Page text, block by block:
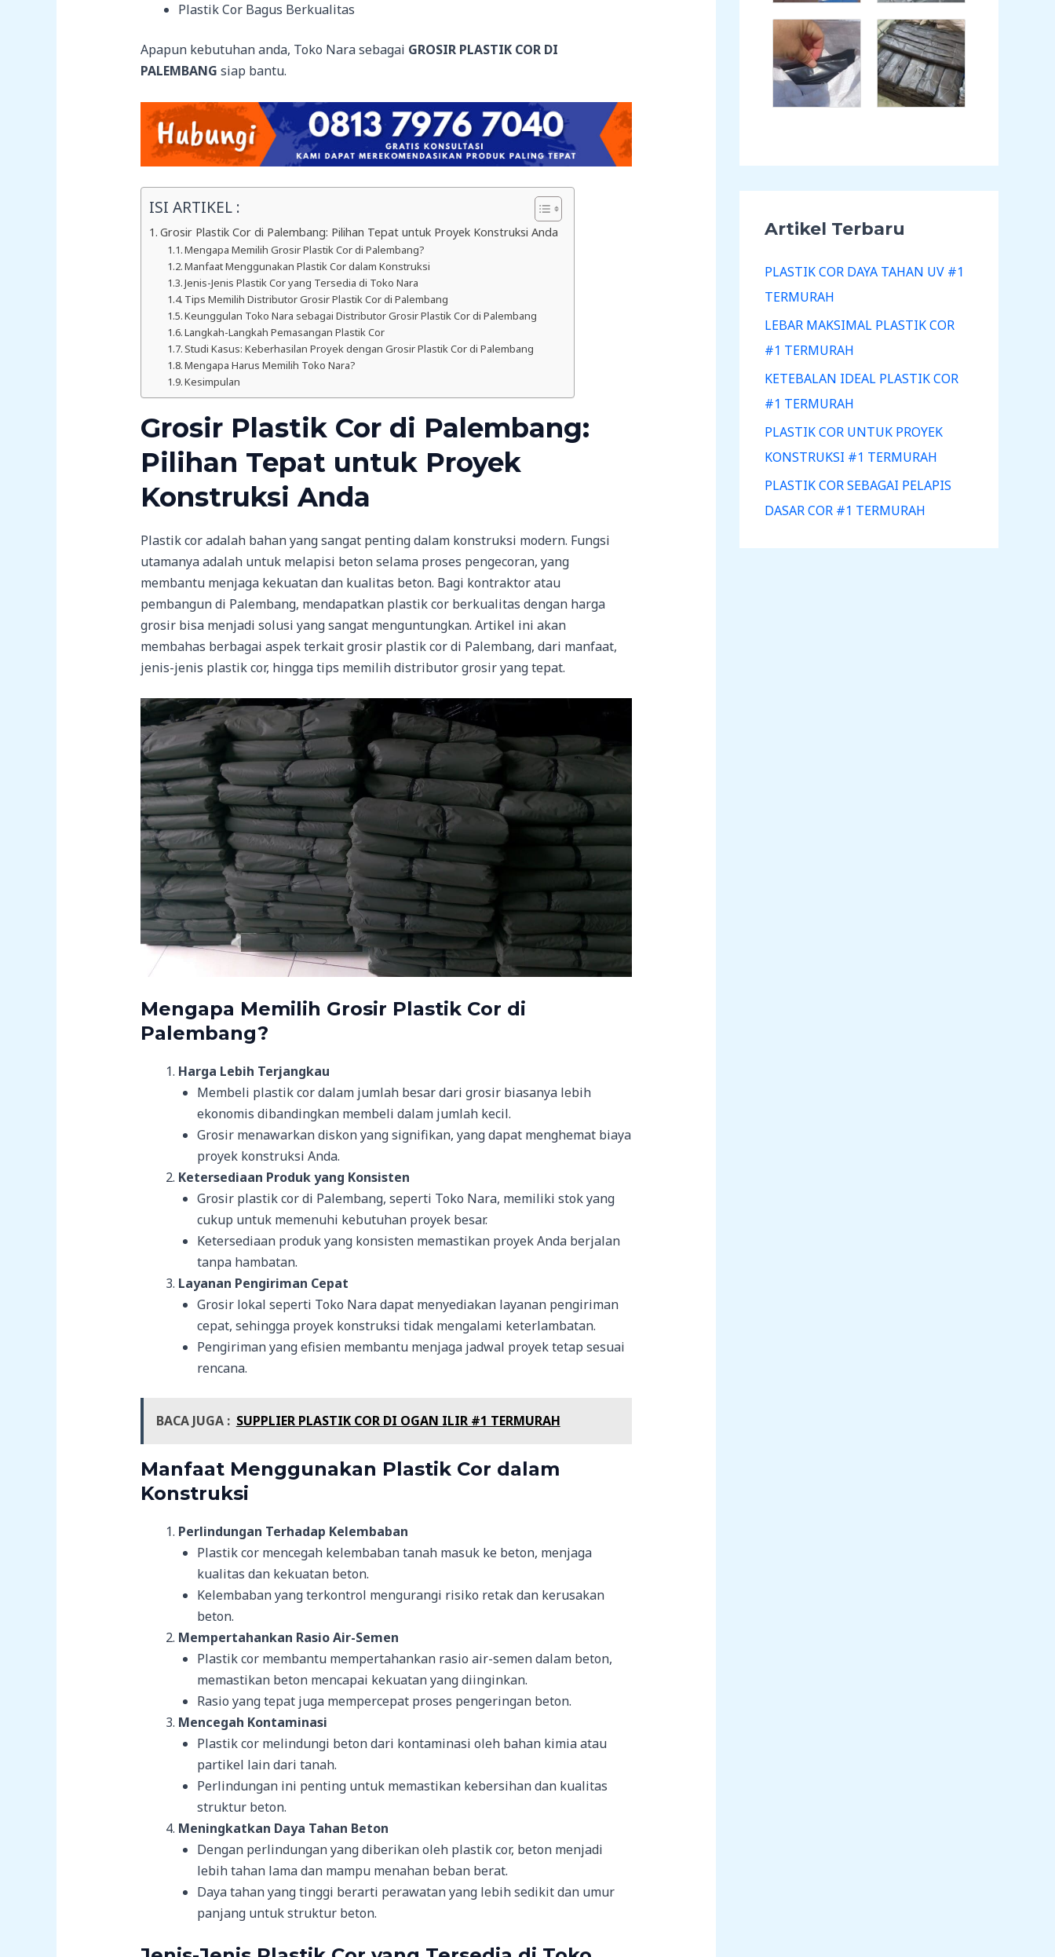
Plastik Cor Bagus Berkualitas
Apapun kebutuhan anda, Toko Nara sebagai GROSIR PLASTIK COR DI
PALEMBANG siap bantu.
ISI ARTIKEL :
Grosir Plastik Cor di Palembang: Pilihan Tepat untuk Proyek Konstruksi Anda
Mengapa Memilih Grosir Plastik Cor di Palembang?
Manfaat Menggunakan Plastik Cor dalam Konstruksi
Jenis-Jenis Plastik Cor yang Tersedia di Toko Nara
Tips Memilih Distributor Grosir Plastik Cor di Palembang
Keunggulan Toko Nara sebagai Distributor Grosir Plastik Cor di Palembang
Langkah-Langkah Pemasangan Plastik Cor
Studi Kasus: Keberhasilan Proyek dengan Grosir Plastik Cor di Palembang
Mengapa Harus Memilih Toko Nara?
Kesimpulan
Grosir Plastik Cor di Palembang:
Pilihan Tepat untuk Proyek
Konstruksi Anda
Plastik cor adalah bahan yang sangat penting dalam konstruksi modern. Fungsi
utamanya adalah untuk melapisi beton selama proses pengecoran, yang
membantu menjaga kekuatan dan kualitas beton. Bagi kontraktor atau
pembangun di Palembang, mendapatkan plastik cor berkualitas dengan harga
grosir bisa menjadi solusi yang sangat menguntungkan. Artikel ini akan
membahas berbagai aspek terkait grosir plastik cor di Palembang, dari manfaat,
jenis-jenis plastik cor, hingga tips memilih distributor grosir yang tepat.
Mengapa Memilih Grosir Plastik Cor di
Palembang?
Harga Lebih Terjangkau
Membeli plastik cor dalam jumlah besar dari grosir biasanya lebih
ekonomis dibandingkan membeli dalam jumlah kecil.
Grosir menawarkan diskon yang signifikan, yang dapat menghemat biaya
proyek konstruksi Anda.
Ketersediaan Produk yang Konsisten
Grosir plastik cor di Palembang, seperti Toko Nara, memiliki stok yang
cukup untuk memenuhi kebutuhan proyek besar.
Ketersediaan produk yang konsisten memastikan proyek Anda berjalan
tanpa hambatan.
Layanan Pengiriman Cepat
Grosir lokal seperti Toko Nara dapat menyediakan layanan pengiriman
cepat, sehingga proyek konstruksi tidak mengalami keterlambatan.
Pengiriman yang efisien membantu menjaga jadwal proyek tetap sesuai
rencana.
BACA JUGA : SUPPLIER PLASTIK COR DI OGAN ILIR #1 TERMURAH
Manfaat Menggunakan Plastik Cor dalam
Konstruksi
Perlindungan Terhadap Kelembaban
Plastik cor mencegah kelembaban tanah masuk ke beton, menjaga
kualitas dan kekuatan beton.
Kelembaban yang terkontrol mengurangi risiko retak dan kerusakan
beton.
Mempertahankan Rasio Air-Semen
Plastik cor membantu mempertahankan rasio air-semen dalam beton,
memastikan beton mencapai kekuatan yang diinginkan.
Rasio yang tepat juga mempercepat proses pengeringan beton.
Mencegah Kontaminasi
Plastik cor melindungi beton dari kontaminasi oleh bahan kimia atau
partikel lain dari tanah.
Perlindungan ini penting untuk memastikan kebersihan dan kualitas
struktur beton.
Meningkatkan Daya Tahan Beton
Dengan perlindungan yang diberikan oleh plastik cor, beton menjadi
lebih tahan lama dan mampu menahan beban berat.
Daya tahan yang tinggi berarti perawatan yang lebih sedikit dan umur
panjang untuk struktur beton.
Artikel Terbaru
PLASTIK COR DAYA TAHAN UV #1
TERMURAH
LEBAR MAKSIMAL PLASTIK COR
#1 TERMURAH
KETEBALAN IDEAL PLASTIK COR
#1 TERMURAH
PLASTIK COR UNTUK PROYEK
KONSTRUKSI #1 TERMURAH
PLASTIK COR SEBAGAI PELAPIS
DASAR COR #1 TERMURAH